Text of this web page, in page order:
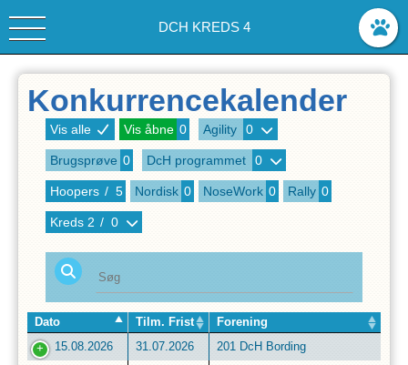
DCH KREDS 4
Konkurrencekalender
Vis alle Vis åbne 0 Agility 0
Brugsprøve 0 DcH programmet 0
Hoopers / 5 Nordisk 0 NoseWork 0 Rally 0
Kreds 2 / 0
Dato Tilm. Frist
Forening
15.08.2026
31.07.2026 201 DcH Bording